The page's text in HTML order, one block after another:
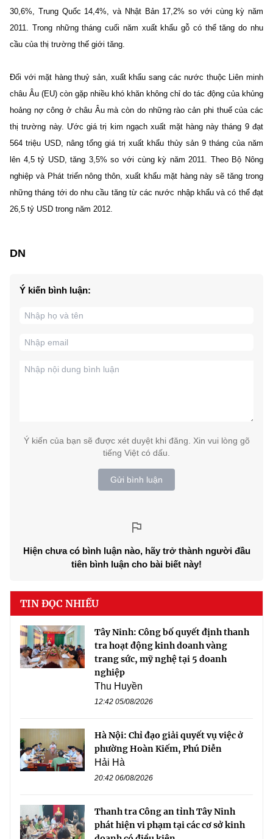
30,6%, Trung Quốc 14,4%, và Nhật Bản 17,2% so với cùng kỳ năm
2011. Trong những tháng cuối năm xuất khẩu gỗ có thể tăng do nhu
cầu của thị trường thế giới tăng.
Đối với mặt hàng thuỷ sản, xuất khẩu sang các nước thuộc Liên minh
châu Âu (EU) còn gặp nhiều khó khăn không chỉ do tác động của khủng
hoảng nợ công ở châu Âu mà còn do những rào cản phi thuế của các
thị trường này. Ước giá trị kim ngạch xuất mặt hàng này tháng 9 đạt
564 triệu USD, nâng tổng giá trị xuất khẩu thủy sản 9 tháng của năm
lên 4,5 tỷ USD, tăng 3,5% so với cùng kỳ năm 2011. Theo Bộ Nông
nghiệp và Phát triển nông thôn, xuất khẩu mặt hàng này sẽ tăng trong
những tháng tới do nhu cầu tăng từ các nước nhập khẩu và có thể đạt
26,5 tỷ USD trong năm 2012.
DN
Ý kiến bình luận:
Ý kiến của bạn sẽ được xét duyệt khi đăng. Xin vui lòng gõ
tiếng Việt có dấu.
Gửi bình luận
Hiện chưa có bình luận nào, hãy trở thành người đầu
tiên bình luận cho bài biết này!
TIN ĐỌC NHIỀU
Tây Ninh: Công bố quyết định thanh
tra hoạt động kinh doanh vàng
trang sức, mỹ nghệ tại 5 doanh
nghiệp
Thu Huyền
12:42 05/08/2026
Hà Nội: Chỉ đạo giải quyết vụ việc ở
phường Hoàn Kiếm, Phú Diễn
Hải Hà
20:42 06/08/2026
Thanh tra Công an tỉnh Tây Ninh
phát hiện vi phạm tại các cơ sở kinh